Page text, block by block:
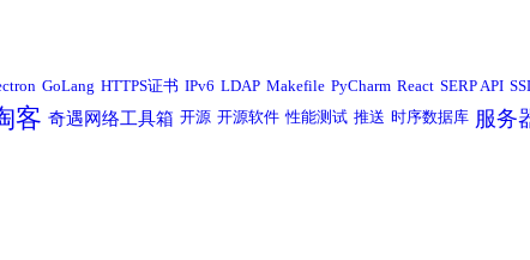
GoLang HTTPS证书 IPv6 LDAP Makefile PyCharm React SERP API
客 奇遇网络工具箱 开源 开源软件 性能测试 推送 时序数据库 服务